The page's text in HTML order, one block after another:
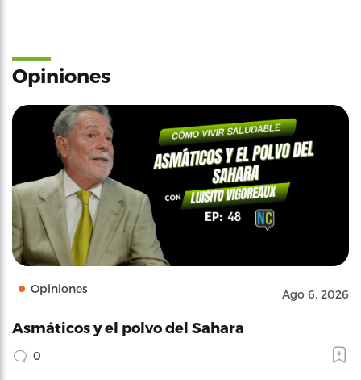
Opiniones
Opiniones Ago 6, 2026
Asmáticos y el polvo del Sahara
0